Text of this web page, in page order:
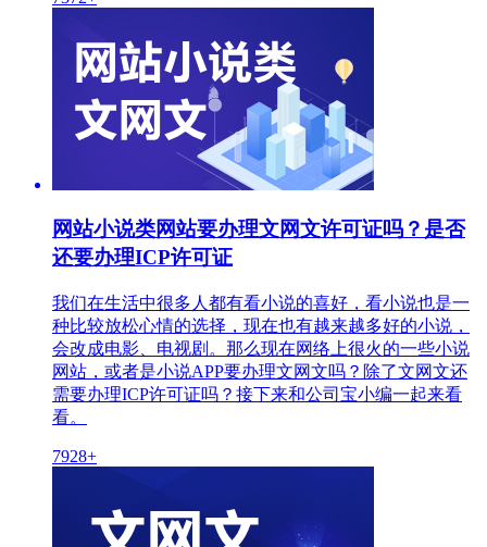
网站小说类网站要办理文网文许可证吗？是否
还要办理ICP许可证
我们在生活中很多人都有看小说的喜好，看小说也是一
种比较放松心情的选择，现在也有越来越多好的小说，
会改成电影、电视剧。那么现在网络上很火的一些小说
网站，或者是小说APP要办理文网文吗？除了文网文还
需要办理ICP许可证吗？接下来和公司宝小编一起来看
看。
7928+